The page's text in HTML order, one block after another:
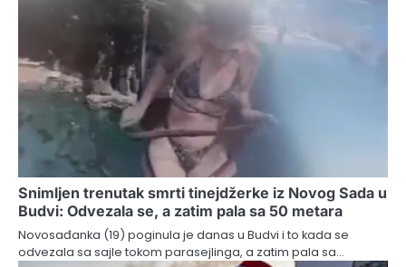
Snimljen trenutak smrti tinejdžerke iz Novog Sada u
Budvi: Odvezala se, a zatim pala sa 50 metara
Novosađanka (19) poginula je danas u Budvi i to kada se
odvezala sa sajle tokom parasejlinga, a zatim pala sa…